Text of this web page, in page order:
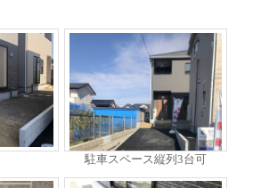
駐車スペース縦列3台可